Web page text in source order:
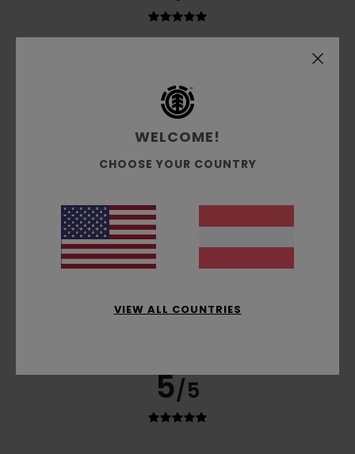
Verifizierter Kauf
Original anzeigen - Castellano
Preis-Leistungs-Verhältnis
Farbe
Ich empfehle dieses Produkt
21. Juni 2026
Preis-Leistungs-Verhältnis
5/5
WELCOME!
CHOOSE YOUR COUNTRY
VIEW ALL COUNTRIES